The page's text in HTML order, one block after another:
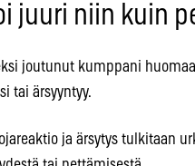
juuri niin kuin
joutunut kumppani
tai ärsyyntyy.
ja ärsytys tulkitaan